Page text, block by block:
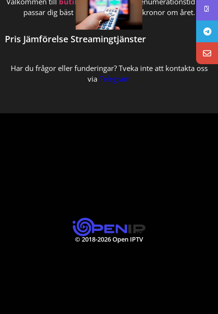
passar dig bäst och spara tusentals kronor om året.
Pris Jämförelse Streamingtjänster
Har du frågor eller funderingar? Tveka inte att kontakta oss
via Telegram
© 2018-2026 Open IPTV